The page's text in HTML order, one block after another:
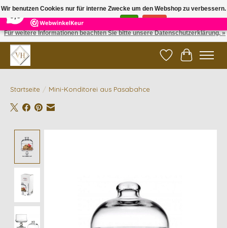
5 Reviews ×
✓ Gratis verzending vanaf €200 | ✓ 14 dagen retourneren
Wunschzettel
Ihr
Startseite / Mini-Konditorei aus Pasabahce
Wir benutzen Cookies nur für interne Zwecke um den Webshop zu verbessern.
Ist das in Ordnung?
Für weitere Informationen beachten Sie bitte unsere Datenschutzerklärung. »